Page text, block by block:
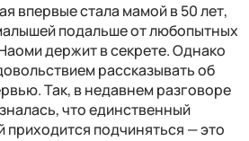
впервые стала мамой в 50 лет,
подальше от любопытных
держит в секрете. Однако
рассказывать об
Так, в недавнем разговоре
что единственный
приходится подчиняться — это